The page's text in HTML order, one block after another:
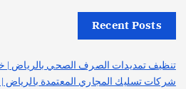
Recent Posts
تنظيف تمديدات الصرف الصحي بالرياض | خبراء
شركات تسليك المجاري المعتمدة بالرياض | خبراء